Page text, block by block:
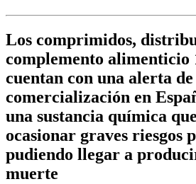
Los comprimidos,
complemento alimenticio
cuentan con una alerta
comercialización en
una sustancia química
ocasionar graves riesgos
pudiendo llegar a
muerte